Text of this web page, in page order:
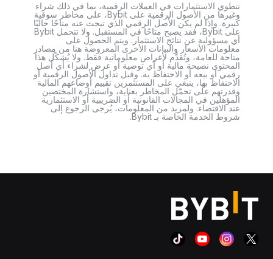
تنطوي الاستثمارات في العملات الرقمية، بما في ذلك شراء
وغيرها من الأصول الرقمية على Bybit، على مخاطر سوقية
كبيرة. وإذا لم يكن الأصل الرقمي الذي تبحث عنه متاحًا حاليًا
على Bybit، فقد يصبح متاحًا في المستقبل. ولا تتحمل Bybit
أي مسؤولية عن نتائج الاستثمار. ويتم الحصول على
معلومات الأسعار والبيانات الأخرى المعروضة هنا من مصادر
متاحة للعامة، وتُقدَّم لأغراض معلوماتية فقط. ولا يُشكّل هذا
المحتوى نصيحة مالية أو أي توصية أو عرض لشراء أي أصل
رقمي أو بيعه أو الاحتفاظ به. وقبل تداول الأصول الرقمية أو
الاحتفاظ بها، ينبغي على المستثمرين تقييم أوضاعهم المالية
وقدرتهم على تحمّل المخاطر بعناية، واستشارة المختصين
المؤهلين في المجالات القانونية أو الضريبية أو الاستثمارية
عند الاقتضاء. ولمزيد من المعلومات، يُرجى الرجوع إلى
شروط الخدمة الخاصة بـ Bybit.